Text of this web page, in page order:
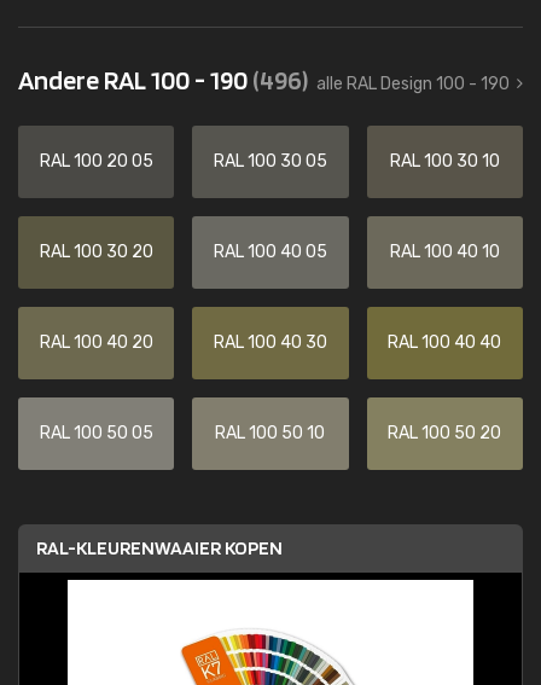
Andere RAL 100 - 190(496) alle RAL Design 100 - 190
RAL 100 20 05 RAL 100 30 05 RAL 100 30 10
RAL 100 30 20 RAL 100 40 05 RAL 100 40 10
RAL 100 40 20 RAL 100 40 30 RAL 100 40 40
RAL 100 50 05 RAL 100 50 10 RAL 100 50 20
RAL-KLEURENWAAIER KOPEN